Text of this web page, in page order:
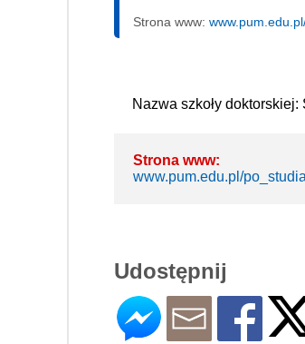
Strona www:
Nazwa szkoły
Strona www:
www.pum.edu.pl/
Udostępnij